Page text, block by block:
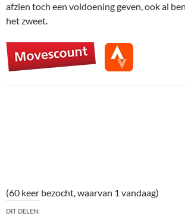
afzien toch een voldoening geven, ook al
het zweet.
(60 keer bezocht, waarvan 1 vandaag)
DIT DELEN: